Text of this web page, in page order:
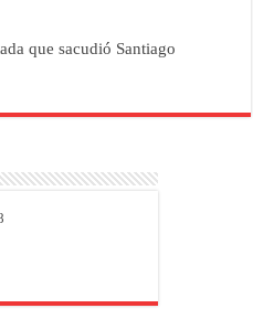
que sacudió Santiago